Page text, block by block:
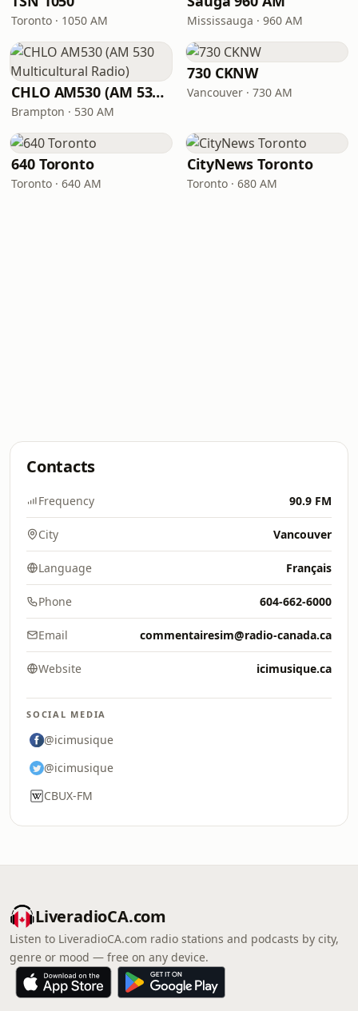
Toronto · 1050 AM Mississauga · 960 AM
CHLO AM530 (AM 530 Multicultural Radio)
Brampton · 530 AM
730 CKNW
Vancouver · 730 AM
640 Toronto
Toronto · 640 AM
CityNews Toronto
Toronto · 680 AM
Contacts
Frequency 90.9 FM
City Vancouver
Language Français
Phone 604-662-6000
Email commentairesim@radio-canada.ca
Website icimusique.ca
SOCIAL MEDIA
@icimusique
@icimusique
CBUX-FM
LiveradioCA.com
Listen to LiveradioCA.com radio stations and podcasts by city,
genre or mood — free on any device.